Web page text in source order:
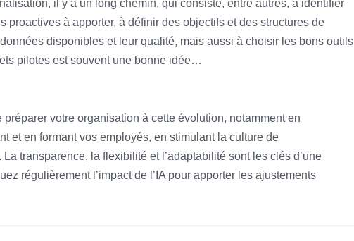
il y a un long chemin, qui consiste, entre autres, à identifier
proactives à apporter, à définir des objectifs et des structures de
disponibles et leur qualité, mais aussi à choisir les bons outils
pilotes est souvent une bonne idée…
préparer votre organisation à cette évolution, notamment en
et en formant vos employés, en stimulant la culture de
La transparence, la flexibilité et l’adaptabilité sont les clés d’une
régulièrement l’impact de l’IA pour apporter les ajustements